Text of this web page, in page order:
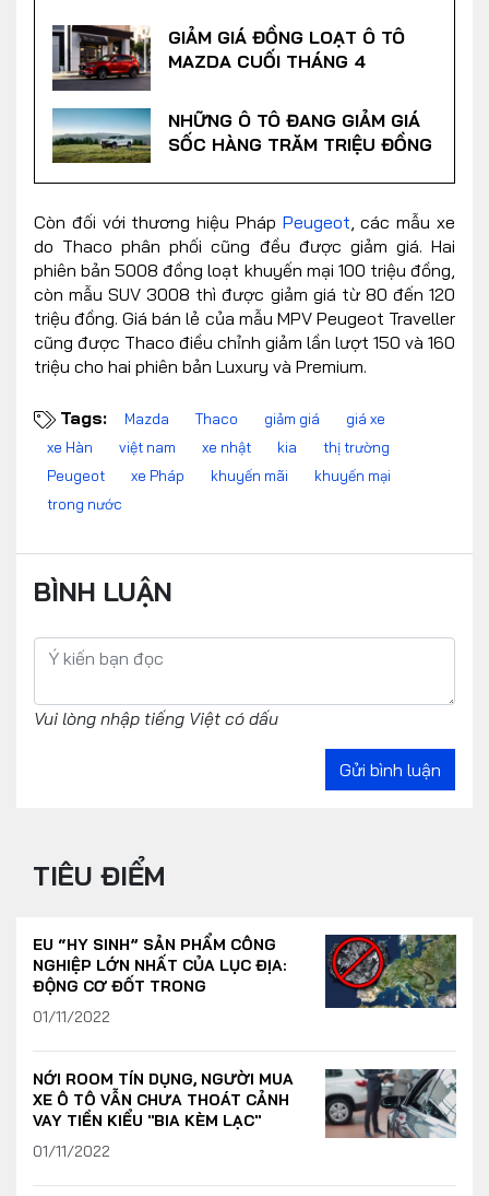
GIẢM GIÁ ĐỒNG LOẠT Ô TÔ
MAZDA CUỐI THÁNG 4
NHỮNG Ô TÔ ĐANG GIẢM GIÁ
SỐC HÀNG TRĂM TRIỆU ĐỒNG
Còn đối với thương hiệu Pháp Peugeot , các mẫu xe
do Thaco phân phối cũng đều được giảm giá. Hai
phiên bản 5008 đồng loạt khuyến mại 100 triệu đồng,
còn mẫu SUV 3008 thì được giảm giá từ 80 đến 120
triệu đồng. Giá bán lẻ của mẫu MPV Peugeot Traveller
cũng được Thaco điều chỉnh giảm lần lượt 150 và 160
triệu cho hai phiên bản Luxury và Premium.
Tags: Mazda Thaco giảm giá
giá xe
xe Hàn
việt nam xe nhật kia
thị trường
Peugeot
xe Pháp khuyến mãi
khuyến mại
trong nước
BÌNH LUẬN
Vui lòng nhập tiếng Việt có dấu
Gửi bình luận
TIÊU ĐIỂM
EU “HY SINH” SẢN PHẨM CÔNG
NGHIỆP LỚN NHẤT CỦA LỤC ĐỊA:
ĐỘNG CƠ ĐỐT TRONG
01/11/2022
NỚI ROOM TÍN DỤNG, NGƯỜI MUA
XE Ô TÔ VẪN CHƯA THOÁT CẢNH
VAY TIỀN KIỂU "BIA KÈM LẠC"
01/11/2022